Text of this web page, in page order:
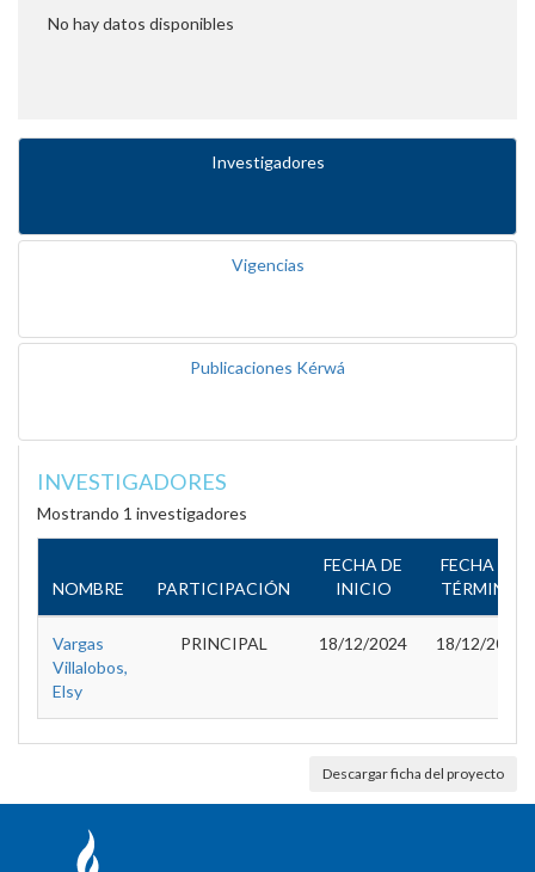
No hay datos disponibles
Investigadores
Vigencias
Publicaciones Kérwá
INVESTIGADORES
Mostrando 1 investigadores
NOMBRE PARTICIPACIÓN
FECHA DE
INICIO
FECHA DE
TÉRMINO
Vargas
Villalobos,
Elsy
PRINCIPAL 18/12/2024 18/12/2026
Descargar ficha del proyecto